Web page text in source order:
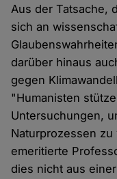
Aus der Tatsache,
sich an
darüber hinaus
gegen
"Humanisten
Untersuchungen,
Naturprozessen
emeritierte
dies nicht aus